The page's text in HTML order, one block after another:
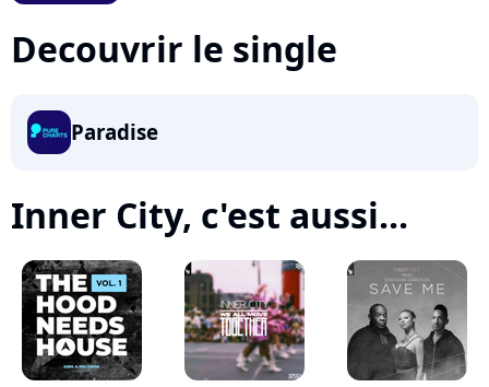
Decouvrir le single
Paradise
Inner City, c'est aussi...